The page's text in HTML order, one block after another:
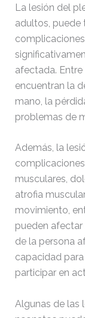
La lesión del
adultos, puede
afectada.
encuentran la
mano, la
problemas de
Además, la
musculares,
atrofia
movimiento,
pueden
de la persona
capacidad
participar en
Algunas de las